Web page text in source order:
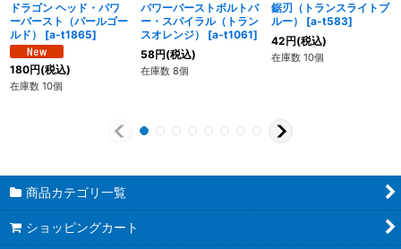
ドラゴン ヘッド・パワ
ーバースト（パールゴー
ルド）
[a-t1865]
180円(税込)
在庫数 10個
パワーバーストボルトバ
ー・スパイラル（トラン
スオレンジ）
[a-t1061]
58円(税込)
在庫数 8個
鋸刃（トランスライトブ
ルー）
[a-t583]
42円(税込)
在庫数 10個
商品カテゴリ一覧
ショッピングカート